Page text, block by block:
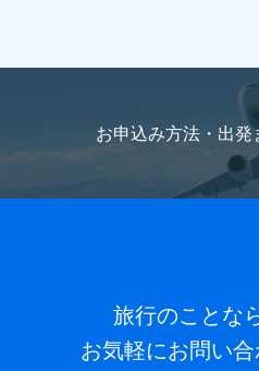
お申込み方法・出発
旅行のことな
お気軽にお問い合